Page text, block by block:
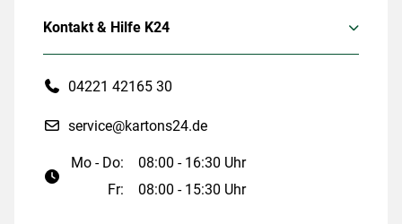
Kontakt & Hilfe K24
04221 42165 30
service@kartons24.de
Mo - Do:
08:00 - 16:30 Uhr
Fr:
08:00 - 15:30 Uhr